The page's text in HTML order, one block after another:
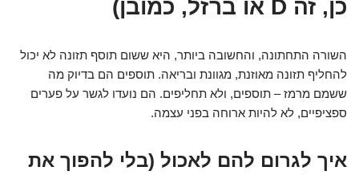
כן, זה D או ברזל, כמובן)
השורה התחתונה, והחשובה ביותר, היא ששום תוסף תזונה לא יכול
להחליף תזונה מאוזנת, מגוונת ובריאה. תוספים הם בדיוק מה
ששמם מרמז – תוספים, ולא תחליפים. הם נועדו לגשר על פערים
ספציפיים, לא להיות ארוחה בפני עצמה.
איך לגרום להם לאכול (בלי להפוך את